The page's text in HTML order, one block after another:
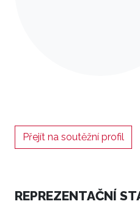
Přejít na soutěžní profil
REPREZENTAČNÍ